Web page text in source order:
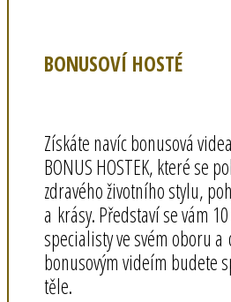
BONUSOVÍ HOSTÉ
Získáte navíc bonusová
BONUS HOSTEK, které se
zdravého životního stylu,
a krásy. Představí se vám
specialisty ve svém oboru a
bonusovým videím budete
těle.